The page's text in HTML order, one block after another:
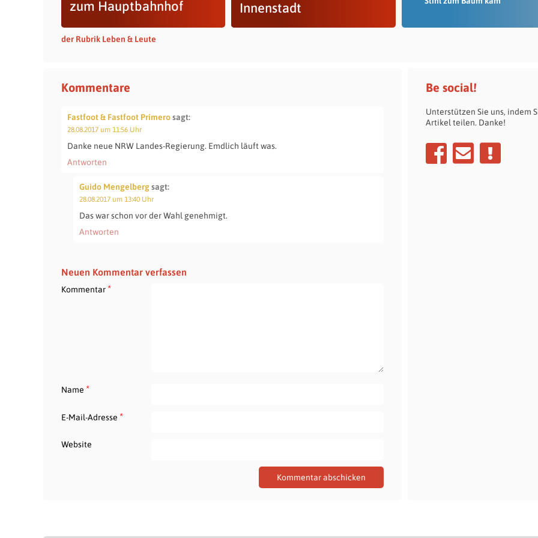
zum Hauptbahnhof
Innenstadt
der Rubrik Leben & Leute
Kommentare
Fastfoot & Fastfoot Primerosagt:
28.08.2017 um 11:56 Uhr
Danke neue NRW Landes-Regierung. Emdlich läuft was.
Antworten
Guido Mengelbergsagt:
28.08.2017 um 13:40 Uhr
Das war schon vor der Wahl genehmigt.
Antworten
Neuen Kommentar verfassen
Kommentar*
Name *
E-Mail-Adresse *
Website
Be social!
Unterstützen Sie uns, indem
Artikel teilen. Danke!